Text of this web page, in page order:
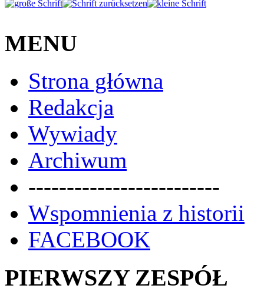
MENU
Strona główna
Redakcja
Wywiady
Archiwum
-------------------------
Wspomnienia z historii
FACEBOOK
PIERWSZY ZESPÓŁ